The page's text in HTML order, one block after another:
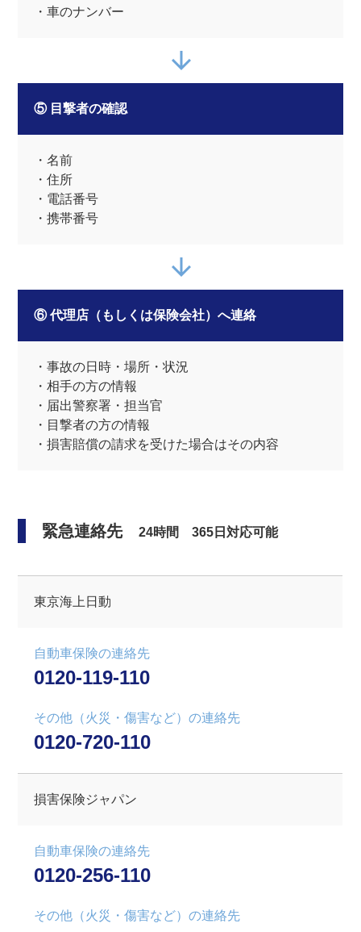
・車のナンバー
⑤ 目撃者の確認
・名前
・住所
・電話番号
・携帯番号
⑥ 代理店（もしくは保険会社）へ連絡
・事故の日時・場所・状況
・相手の方の情報
・届出警察署・担当官
・目撃者の方の情報
・損害賠償の請求を受けた場合はその内容
緊急連絡先24時間 365日対応可能
東京海上日動
自動車保険の連絡先
0120-119-110
その他（火災・傷害など）の連絡先
0120-720-110
損害保険ジャパン
自動車保険の連絡先
0120-256-110
その他（火災・傷害など）の連絡先